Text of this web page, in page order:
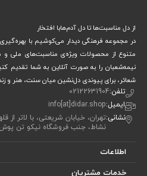
از دل مناسبت‌ها تا دل آدم‌هابا افتخار
در مجموعه فرهنگی دیدار می‌کوشیم با
متنوع از محصولات ویژه‌ی مناسبت‌های ملی و
نیمه‌شعبان را به صورت آنلاین به شما تقدیم
شعائر، برای پیوندی دل‌نشین میان سنت، هنر و
تلفن:02122631904
ایمیل:info[at]didar.shop
نشانی:تهران، خیابان شریعتی، با لاتر
نشاط، جنب فروشگاه نیکو تن پوش، پلاک
اطلاعات
خدمات مشتریان